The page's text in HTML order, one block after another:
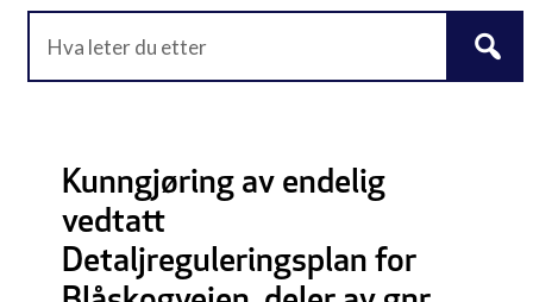
Kunngjøring av endelig
vedtatt
Detaljreguleringsplan for